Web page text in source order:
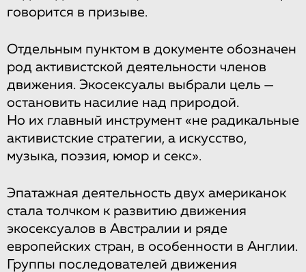
говорится в призыве.
Отдельным пунктом в документе обозначен
род активистской деятельности членов
движения. Экосексуалы выбрали цель —
остановить насилие над природой.
Но их главный инструмент «не радикальные
активистские стратегии, а искусство,
музыка, поэзия, юмор и секс».
Эпатажная деятельность двух американок
стала толчком к развитию движения
экосексуалов в Австралии и ряде
европейских стран, в особенности в Англии.
Группы последователей движения